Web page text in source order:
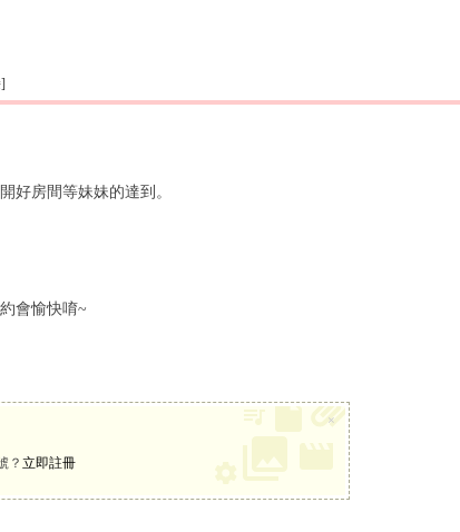
好房間等妹妹的達到。
會愉快唷~
？立即註冊
×